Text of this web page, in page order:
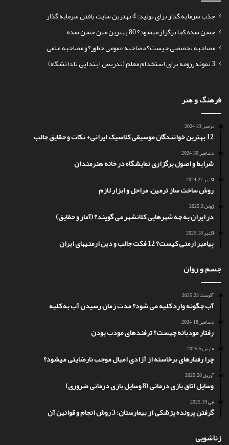
جذب سرمایه گذار برای تولید: 4 بهترین سایت یافتن سرمایه گذار
جشن سده کجا برگزار میشود؟ 80 بهترین متن جشن سده
مصاحبه تخصصی چیست؟ مصاحبه عمومی چطور؟ و مصاحبه علمی
3 نمونه رزومه برای استخدام معلم (تدریس ابتدایی تا دانشگاه)
فرهنگ و هنر
نوامبر 23, 2024
12 بهترین خوانندگان موسیقی کلاسیک ایرانی+ نکات و حقایق جالب
دسامبر 30, 2024
شرایط و اصول برگزاری نمایشگاه در خانه هنرمندان
اکتبر 27, 2024
روش ساخت ساز ترمین، مراحل و ابزار لازم
ژوئن 9, 2025
در ایران به چه شهرهایی کلانشهر می گویند؟ (آمار و حقایق)
اکتبر 18, 2025
پیامبر ارمنی کیست؟ 12 فکت جالب و دین ارمنیهای ایران
جسم و روان
آگوست 23, 2025
آب چگونه وارد کلیه می شود؟ مدت زمان رسیدن آب به کلیه
دسامبر 18, 2024
رفتار مودبانه چیست؟ ترفندهای مودب بودن
مارس 5, 2025
چرا رفتارهای برخاسته از آزادی امیال موجب نارضایتی میشود؟
آوریل 28, 2025
وسایل اتاق بازی درمانی (8 وسایل بازی درمانی ضروری)
می 19, 2025
گرفتن پرونده پزشکی از بیمارستان: 3 روش انجام و قوانین آن
زناشویی